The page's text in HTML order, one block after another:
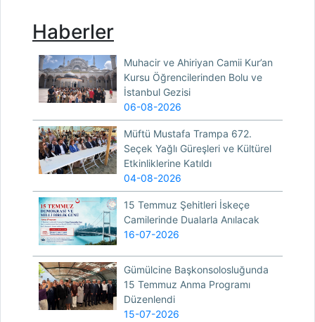
Haberler
Muhacir ve Ahiriyan Camii Kur’an
Kursu Öğrencilerinden Bolu ve
İstanbul Gezisi
06-08-2026
Müftü Mustafa Trampa 672.
Seçek Yağlı Güreşleri ve Kültürel
Etkinliklerine Katıldı
04-08-2026
15 Temmuz Şehitleri İskeçe
Camilerinde Dualarla Anılacak
16-07-2026
Gümülcine Başkonsolosluğunda
15 Temmuz Anma Programı
Düzenlendi
15-07-2026